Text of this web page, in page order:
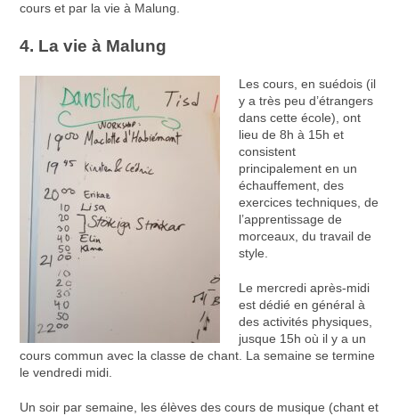
cours et par la vie à Malung.
4. La vie à Malung
Les cours, en suédois (il
y a très peu d’étrangers
dans cette école), ont
lieu de 8h à 15h et
consistent
principalement en un
échauffement, des
exercices techniques, de
l’apprentissage de
morceaux, du travail de
style.
Le mercredi après-midi
est dédié en général à
des activités physiques,
jusque 15h où il y a un
cours commun avec la classe de chant. La semaine se termine
le vendredi midi.
Un soir par semaine, les élèves des cours de musique (chant et